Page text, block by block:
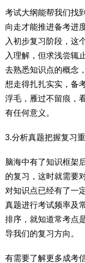
考试大纲能帮我们找
向走才能推进备考进
入初步复习阶段，这
入理解，但求浅尝辄
去熟悉知识点的概念
想走得扎扎实实，备
浮毛，雁过不留痕，
有任何意义。
3.分析真题把握复习
脑海中有了知识框架
的复习，这时就需要
对知识点已经有了一
真题进行考试频率及
排序，就知道常考点
导我们的复习方向。
有需要了解更多成考